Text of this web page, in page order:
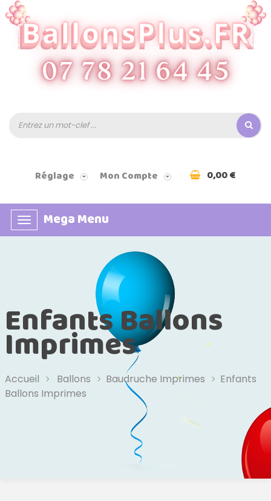
Réglage Mon Compte 0,00 €
Basculer
la
Mega Menu
Enfants Ballons
Imprimes
Accueil Ballons Baudruche Imprimes
Enfants
Ballons Imprimes